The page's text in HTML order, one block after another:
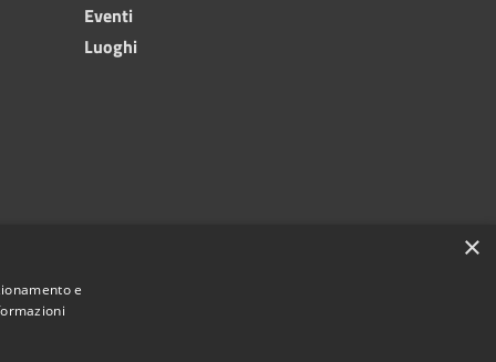
Eventi
Luoghi
×
e